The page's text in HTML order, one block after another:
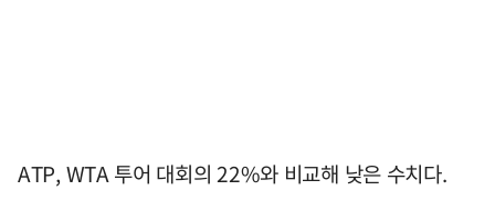
ATP, WTA 투어 대회의 22%와 비교해 낮은 수치다.